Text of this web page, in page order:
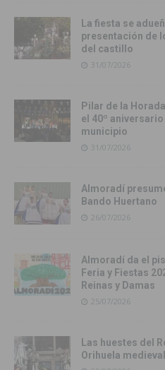
La fiesta se
presentación de
del castillo
31/07/2026
Pilar de la
el 40º
municipio
31/07/2026
Almoradí
Bando Huertano
26/07/2026
Almoradí da el
Feria y Fiestas
Reinas y Damas
25/07/2026
Las huestes del
Orihuela medieval